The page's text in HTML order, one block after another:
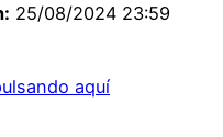
25/08/2024 23:59
aquí